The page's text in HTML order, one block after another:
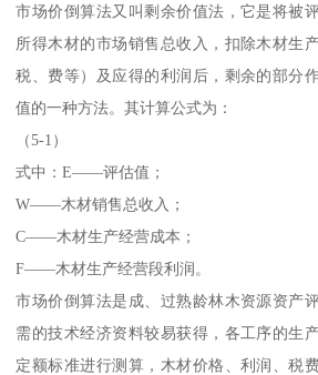
市场价倒算法又叫剩余价值法，它是将被
所得木材的市场销售总收入，扣除木材生
税、费等）及应得的利润后，剩余的部分
值的一种方法。其计算公式为：
（5-1）
式中：E——评估值；
W——木材销售总收入；
C——木材生产经营成本；
F——木材生产经营段利润。
市场价倒算法是成、过熟龄林木资源资产
需的技术经济资料较易获得，各工序的生
定额标准进行测算，木材价格、利润、税